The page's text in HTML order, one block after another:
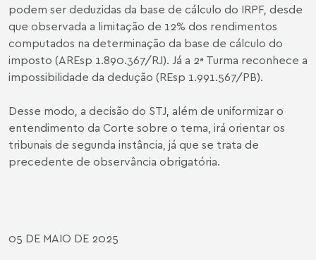
podem ser deduzidas da base de cálculo do IRPF, desde
que observada a limitação de 12% dos rendimentos
computados na determinação da base de cálculo do
imposto (AREsp 1.890.367/RJ). Já a 2ª Turma reconhece a
impossibilidade da dedução (REsp 1.991.567/PB).
Desse modo, a decisão do STJ, além de uniformizar o
entendimento da Corte sobre o tema, irá orientar os
tribunais de segunda instância, já que se trata de
precedente de observância obrigatória.
05 DE MAIO DE 2025